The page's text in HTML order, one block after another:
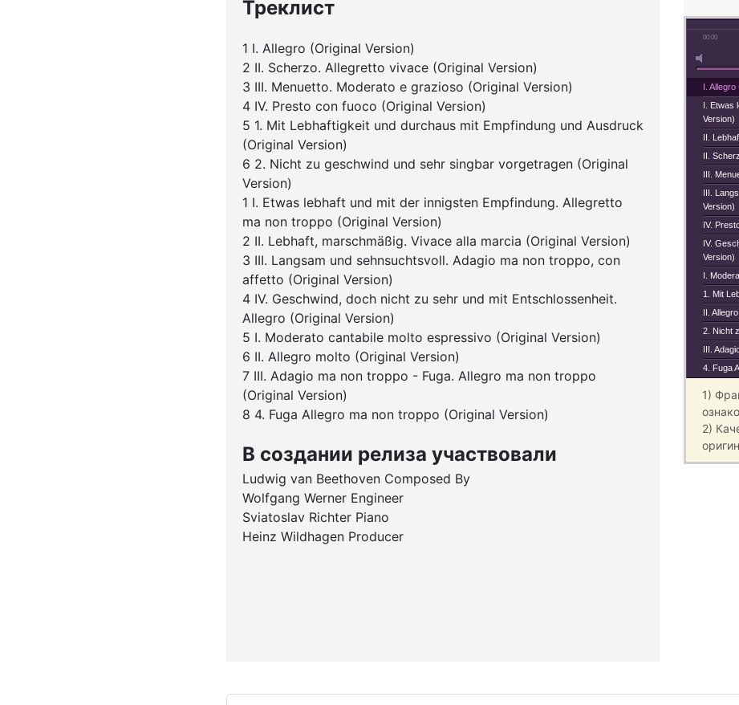
Треклист
1 I. Allegro (Original Version)
2 II. Scherzo. Allegretto vivace (Original Version)
3 III. Menuetto. Moderato e grazioso (Original Version)
4 IV. Presto con fuoco (Original Version)
5 1. Mit Lebhaftigkeit und durchaus mit Empfindung und Ausdruck
(Original Version)
6 2. Nicht zu geschwind und sehr singbar vorgetragen (Original
Version)
1 I. Etwas lebhaft und mit der innigsten Empfindung. Allegretto
ma non troppo (Original Version)
2 II. Lebhaft, marschmäßig. Vivace alla marcia (Original Version)
3 III. Langsam und sehnsuchtsvoll. Adagio ma non troppo, con
affetto (Original Version)
4 IV. Geschwind, doch nicht zu sehr und mit Entschlossenheit.
Allegro (Original Version)
5 I. Moderato cantabile molto espressivo (Original Version)
6 II. Allegro molto (Original Version)
7 III. Adagio ma non troppo - Fuga. Allegro ma non troppo
(Original Version)
8 4. Fuga Allegro ma non troppo (Original Version)
В создании релиза участвовали
Ludwig van Beethoven Composed By
Wolfgang Werner Engineer
Sviatoslav Richter Piano
Heinz Wildhagen Producer
00:00
I. Allegro
I. Etwas
Version)
II.
II.
III.
III.
Version)
IV.
IV.
Version)
I.
1. Mit
II.
2. Nicht
III.
4. Fuga
1)
2)